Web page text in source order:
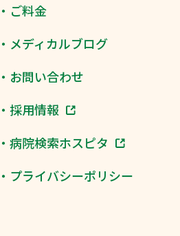
・ご料金
・メディカルブログ
・お問い合わせ
・採用情報
・病院検索ホスピタ
・プライバシーポリシー